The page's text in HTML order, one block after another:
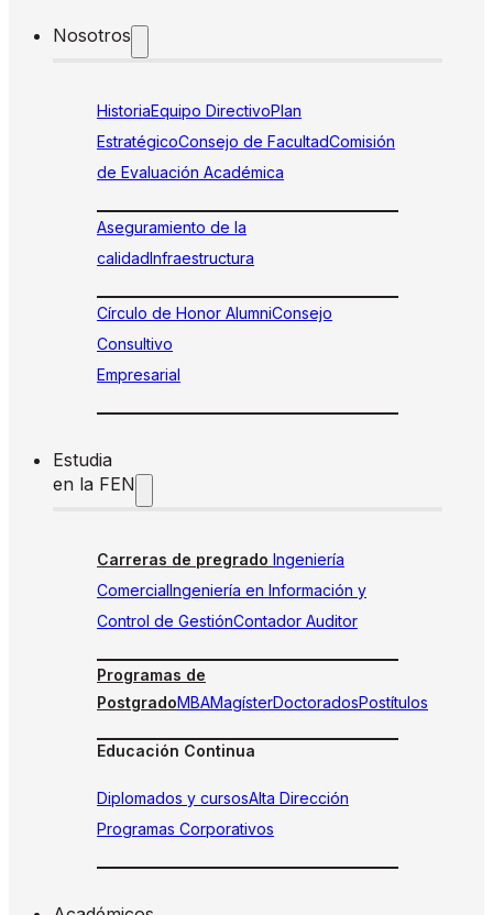
Nosotros
HistoriaEquipo DirectivoPlan
EstratégicoConsejo de FacultadComisión
de Evaluación Académica
Aseguramiento de la
calidadInfraestructura
Círculo de Honor AlumniConsejo
Consultivo
Empresarial
Estudia
en la FEN
Carreras de pregrado Ingeniería
ComercialIngeniería en Información y
Control de GestiónContador Auditor
Programas de
PostgradoMBAMagísterDoctoradosPostítulos
Educación Continua
Diplomados y cursosAlta Dirección
Programas Corporativos